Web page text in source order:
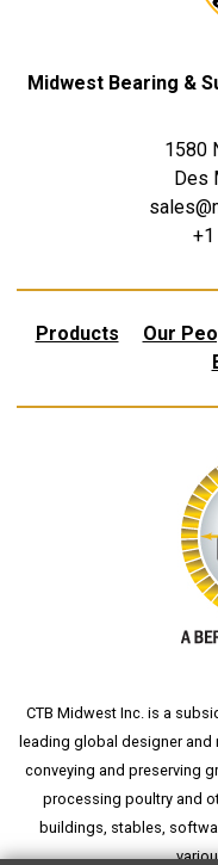
Midwest Bearing &
1580
Des
Products Our
CTB Midwest Inc. is a
leading global designer
conveying and preserving
processing poultry and
buildings, stables,